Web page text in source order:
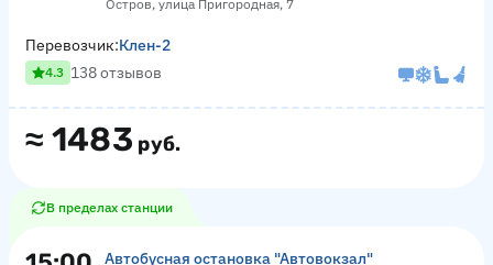
Остров, улица Пригородная, 7
≈ 1483 руб.
Перевозчик:Клен-2
4.3 138 отзывов
В пределах станции
Автобусная остановка "Автовокзал"